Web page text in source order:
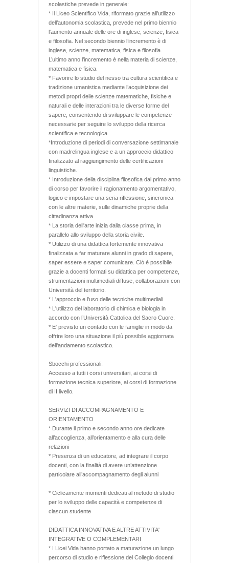
scolastiche prevede in generale:
* Il Liceo Scientifico Vida, riformato grazie all’utilizzo
dell’autonomia scolastica, prevede nel primo biennio
l'aumento annuale delle ore di inglese, scienze, fisica
e filosofia. Nel secondo biennio l’incremento è di
inglese, scienze, matematica, fisica e filosofia.
L’ultimo anno l’incremento è nella materia di scienze,
matematica e fisica.
* Favorire lo studio del nesso tra cultura scientifica e
tradizione umanistica mediante l’acquisizione dei
metodi propri delle scienze matematiche, fisiche e
naturali e delle interazioni tra le diverse forme del
sapere, consentendo di sviluppare le competenze
necessarie per seguire lo sviluppo della ricerca
scientifica e tecnologica.
*Introduzione di periodi di conversazione settimanale
con madrelingua inglese e a un approccio didattico
finalizzato al raggiungimento delle certificazioni
linguistiche.
* Introduzione della disciplina filosofica dal primo anno
di corso per favorire il ragionamento argomentativo,
logico e impostare una seria riflessione, sincronica
con le altre materie, sulle dinamiche proprie della
cittadinanza attiva.
* La storia dell'arte inizia dalla classe prima, in
parallelo allo sviluppo della storia civile.
* Utilizzo di una didattica fortemente innovativa
finalizzata a far maturare alunni in grado di sapere,
saper essere e saper comunicare. Ciò è possibile
grazie a docenti formati su didattica per competenze,
strumentazioni multimediali diffuse, collaborazioni con
Università del territorio.
* L'approccio e l'uso delle tecniche multimediali
* L'utilizzo del laboratorio di chimica e biologia in
accordo con l’Università Cattolica del Sacro Cuore.
* E' previsto un contatto con le famiglie in modo da
offrire loro una situazione il più possibile aggiornata
dell'andamento scolastico.
Sbocchi professionali:
Accesso a tutti i corsi universitari, ai corsi di
formazione tecnica superiore, ai corsi di formazione
di II livello.
SERVIZI DI ACCOMPAGNAMENTO E
ORIENTAMENTO
* Durante il primo e secondo anno ore dedicate
all’accoglienza, all’orientamento e alla cura delle
relazioni
* Presenza di un educatore, ad integrare il corpo
docenti, con la finalità di avere un’attenzione
particolare all’accompagnamento degli alunni
* Ciclicamente momenti dedicati al metodo di studio
per lo sviluppo delle capacità e competenze di
ciascun studente
DIDATTICA INNOVATIVA E ALTRE ATTIVITA'
INTEGRATIVE O COMPLEMENTARI
* I Licei Vida hanno portato a maturazione un lungo
percorso di studio e riflessione del Collegio docenti